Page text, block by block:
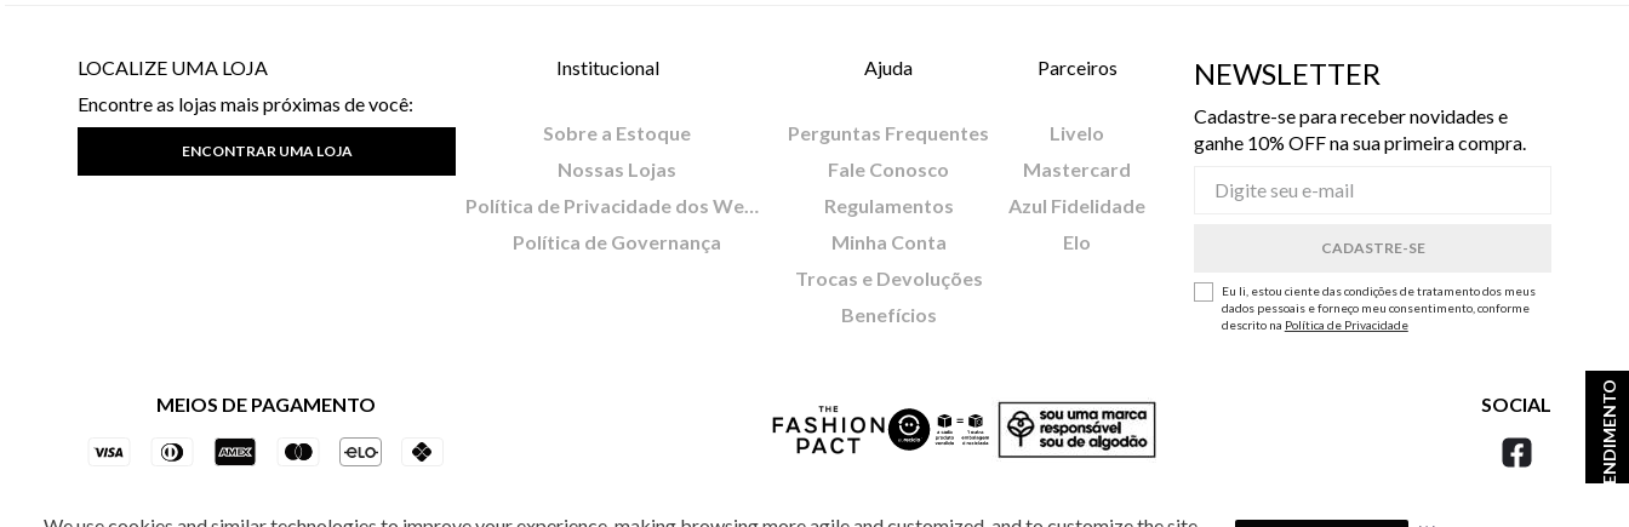
ATENDIMENTO
LOCALIZE UMA LOJA
Encontre as lojas mais próximas de você:
ENCONTRAR UMA LOJA
Institucional
Sobre a Estoque
Nossas Lojas
Política de Privacidade dos Websites
Política de Governança
Ajuda
Perguntas Frequentes
Fale Conosco
Regulamentos
Minha Conta
Trocas e Devoluções
Benefícios
Parceiros
Livelo
Mastercard
Azul Fidelidade
Elo
NEWSLETTER
Cadastre-se para receber novidades e
ganhe 10% OFF na sua primeira compra.
Eu li, estou ciente das condições de tratamento dos meus
dados pessoais e forneço meu consentimento, conforme
descrito na Política de Privacidade
MEIOS DE PAGAMENTO SOCIAL